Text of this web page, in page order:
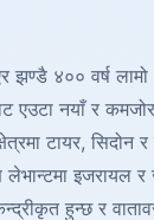
झण्डै ४०० वर्ष
नयाँ र
टायर,
हुन्छ र